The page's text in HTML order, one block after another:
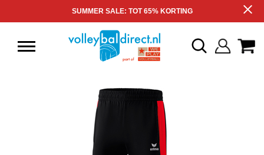
SUMMER SALE: TOT 65% KORTING